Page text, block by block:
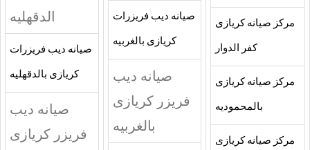
مركز صيانه كريازى
كفر الدوار
مركز صيانه كريازى
بالمحموديه
مركز صيانه كريازى
صيانه ديب فريزرات
كريازى بالغربيه
صيانه ديب
فريزر كريازى
بالغربيه
الدقهليه
صيانه ديب فريزرات
كريازى بالدقهليه
صيانه ديب
فريزر كريازى